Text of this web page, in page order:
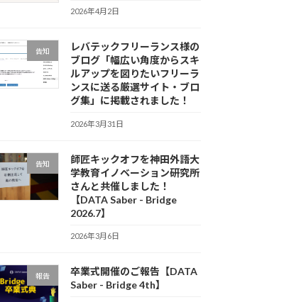
2026年4月2日
告知
レバテックフリーランス様の
ブログ「幅広い角度からスキ
ルアップを図りたいフリーラ
ンスに送る厳選サイト・ブロ
グ集」に掲載されました！
2026年3月31日
告知
師匠キックオフを神田外語大
学教育イノベーション研究所
さんと共催しました！
【DATA Saber - Bridge
2026.7】
2026年3月6日
報告
卒業式開催のご報告【DATA
Saber - Bridge 4th】